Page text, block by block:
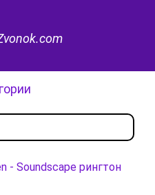
- Soundscape рингтон